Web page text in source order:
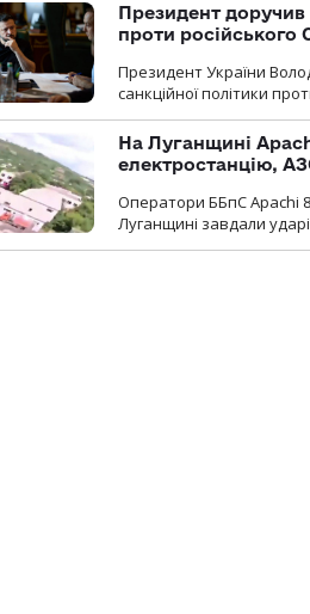
Президент доручив
проти російського
Президент України
санкційної політики
На Луганщині
електростанцію,
Оператори ББпС Apachi
Луганщині завдали